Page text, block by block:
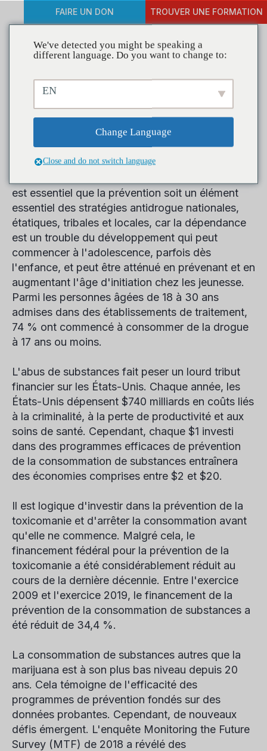
FAIRE UN DON TROUVER UNE FORMATION
Travaux de
prévention
Les recherches menées au cours des deux
dernières décennies ont montré que la
est essentiel que la prévention soit un élément
essentiel des stratégies antidrogue nationales,
étatiques, tribales et locales, car la dépendance
est un trouble du développement qui peut
commencer à l'adolescence, parfois dès
l'enfance, et peut être atténué en prévenant et en
augmentant l'âge d'initiation chez les jeunesse.
Parmi les personnes âgées de 18 à 30 ans
admises dans des établissements de traitement,
74 % ont commencé à consommer de la drogue
à 17 ans ou moins.
L'abus de substances fait peser un lourd tribut
financier sur les États-Unis. Chaque année, les
États-Unis dépensent $740 milliards en coûts liés
à la criminalité, à la perte de productivité et aux
soins de santé. Cependant, chaque $1 investi
dans des programmes efficaces de prévention
de la consommation de substances entraînera
des économies comprises entre $2 et $20.
Il est logique d'investir dans la prévention de la
toxicomanie et d'arrêter la consommation avant
qu'elle ne commence. Malgré cela, le
financement fédéral pour la prévention de la
toxicomanie a été considérablement réduit au
cours de la dernière décennie. Entre l'exercice
2009 et l'exercice 2019, le financement de la
prévention de la consommation de substances a
été réduit de 34,4 %.
La consommation de substances autres que la
marijuana est à son plus bas niveau depuis 20
ans. Cela témoigne de l'efficacité des
programmes de prévention fondés sur des
données probantes. Cependant, de nouveaux
défis émergent. L'enquête Monitoring the Future
Survey (MTF) de 2018 a révélé des
We've detected you might be speaking a
different language. Do you want to change to:
EN
Change Language
Close and do not switch language